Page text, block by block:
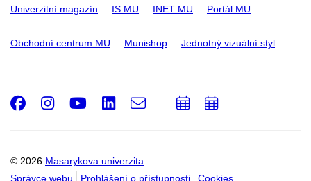
Univerzitní magazín IS MU INET MU Portál MU
Obchodní centrum MU Munishop Jednotný vizuální styl
© 2026 Masarykova univerzita
Správce webu
Prohlášení o přístupnosti Cookies
Facebook
Instagram
Youtube
LinkedIn
e-
Email
PřidatPřidat